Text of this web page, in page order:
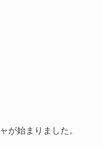
が始まりました。